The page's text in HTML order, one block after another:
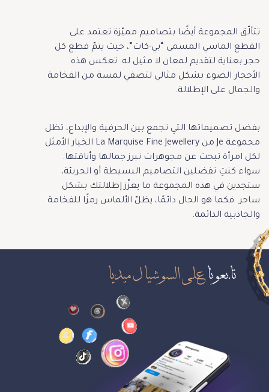
تتألّق المجموعة أيضًا بتصاميم مميّزة تعتمد على
القطع الماسي المسمى “بي-كات”، حيث يتمّ قطع كل
حجر بعناية لتقديم لمعان لا مثيل له. تعكس هذه
الأحجار الضوء بشكل مثالي لتضفي لمسة من الفخامة
والجمال على الإطلالة.
بفضل تصميماتها التي تجمع بين الحرفية والإبداع، تظل
مجموعة Je من La Marquise Fine Jewellery الخيار الأمثل
لكل امرأة تبحث عن مجوهرات تبرز جمالها وأناقتها.
سواء كنتِ تفضلين التصاميم البسيطة أو الجريئة،
ستجدين في هذه المجموعة ما يعزّز إطلالتك بشكل
ساحر. فكما هو الحال دائمًا، يظلّ الألماس رمزًا للفخامة
والجاذبية الدائمة.
تابعوناعلى السوشيال ميديا